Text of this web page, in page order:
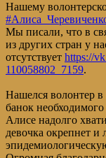
Нашему
Мы писали, что в
из других стран у
отсутствует https://
110058802_7159.
Нашелся волонтер
банок
Алисе надолго
девочка окрепнет и